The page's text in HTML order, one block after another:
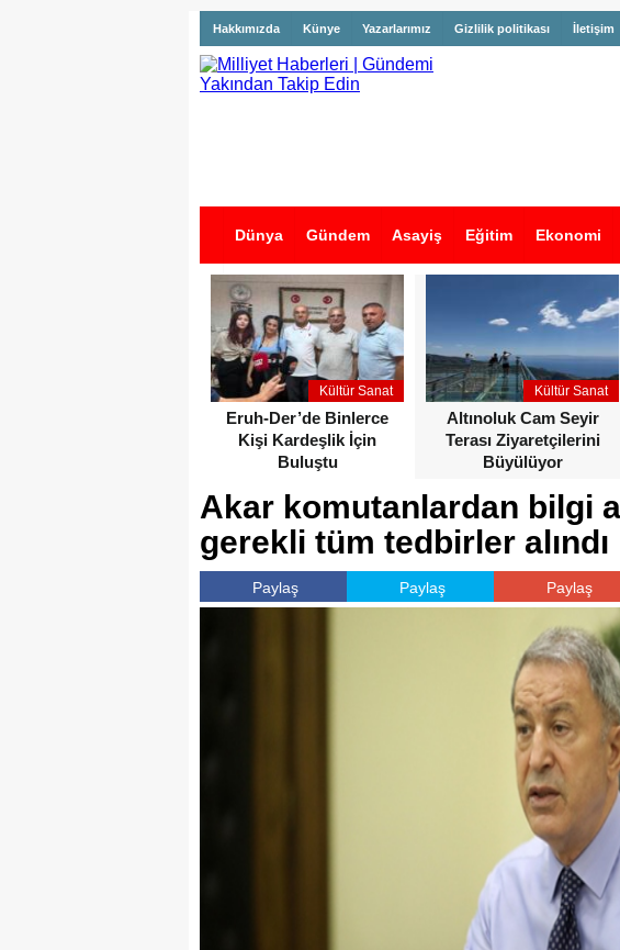
Hakkımızda Künye Yazarlarımız Gizlilik politikası İletişim
Dünya Gündem Asayiş Eğitim Ekonomi
İş İlanları
Kültür Sanat
Eruh-Der’de Binlerce
Kişi Kardeşlik İçin
Buluştu
Kültür Sanat
Altınoluk Cam Seyir
Terası Ziyaretçilerini
Büyülüyor
Akar komutanlardan bilgi
gerekli tüm tedbirler alındı
Paylaş Paylaş Paylaş